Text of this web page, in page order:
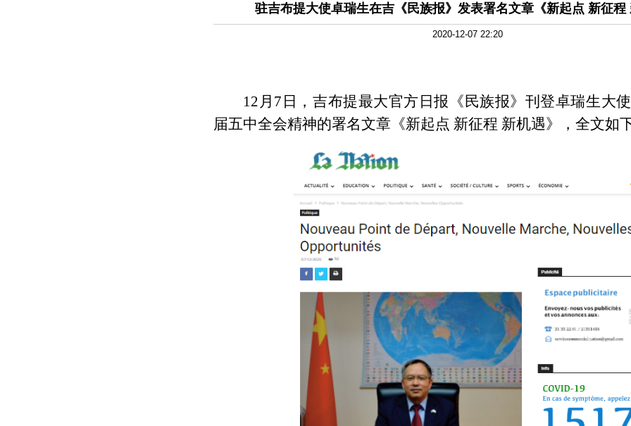
驻吉布提大使卓瑞生在吉《民族报》发表署名文章《新起点 新征程
2020-12-07 22:20
12月7日，吉布提最大官方日报《民族报》刊登卓瑞生大
届五中全会精神的署名文章《新起点 新征程 新机遇》，全文如